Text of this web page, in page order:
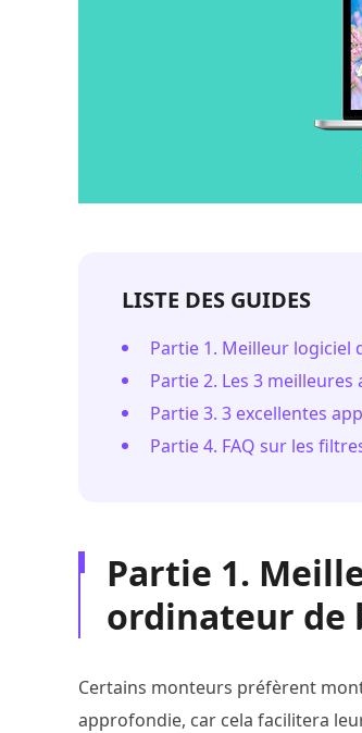
LISTE DES GUIDES
Partie 1. Meilleur
Partie 2. Les 3
Partie 3. 3 excellentes
Partie 4. FAQ sur les
Partie 1.
ordinateur de
Certains monteurs préfèrent
approfondie, car cela facilitera